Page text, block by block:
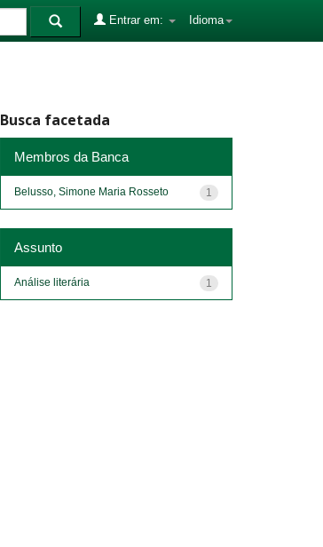
Idioma
Entrar em:
Busca facetada
Membros da Banca
1
Belusso, Simone Maria Rosseto
Assunto
1
Análise literária